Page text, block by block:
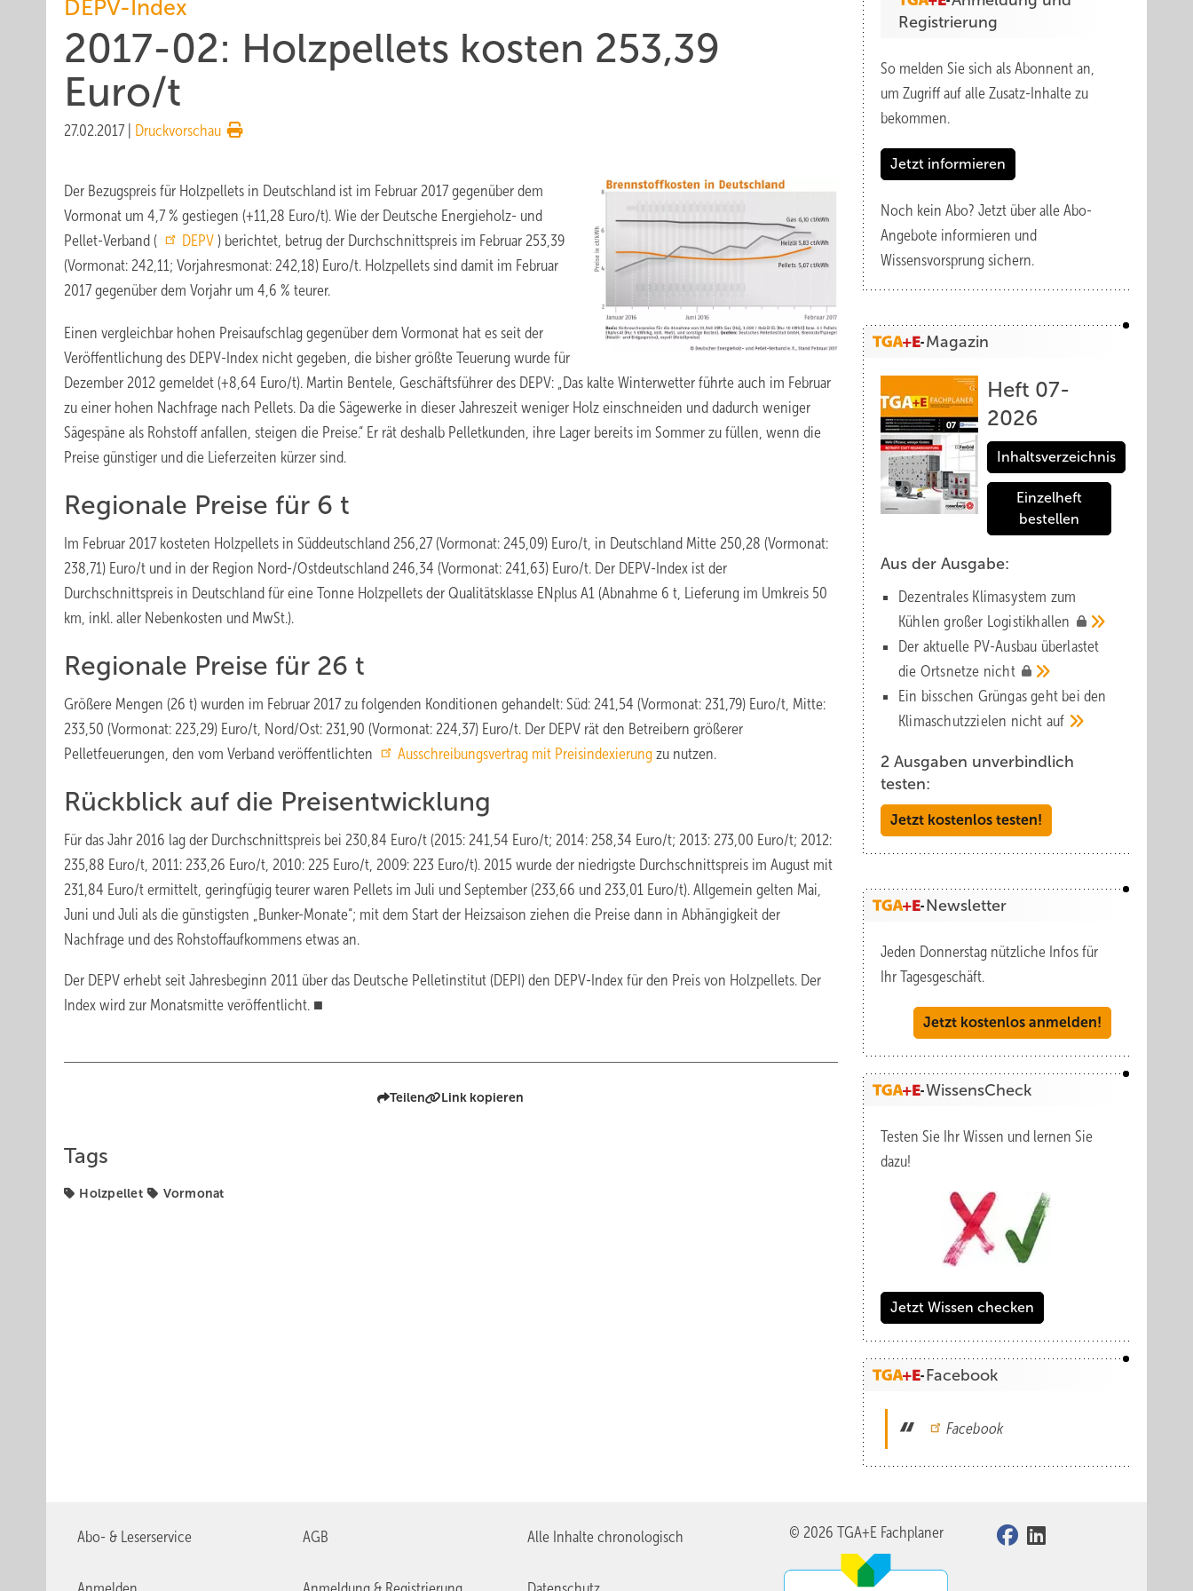
DEPV-Index
2017-02: Holzpellets kosten 253,39
Euro/t
27.02.2017 Druckvorschau
Der Bezugspreis für Holzpellets in Deutschland ist im Februar 2017 gegenüber dem
Vormonat um 4,7 % gestiegen (+11,28 Euro/t). Wie der Deutsche Energieholz- und
Pellet-Verband (
DEPV ) berichtet, betrug der Durchschnittspreis im Februar 253,39
(Vormonat: 242,11; Vorjahresmonat: 242,18) Euro/t. Holzpellets sind damit im Februar
2017 gegenüber dem Vorjahr um 4,6 % teurer.
Einen vergleichbar hohen Preisaufschlag gegenüber dem Vormonat hat es seit der
Veröffentlichung des DEPV-Index nicht gegeben, die bisher größte Teuerung wurde für
Dezember 2012 gemeldet (+8,64 Euro/t). Martin Bentele, Geschäftsführer des DEPV: „Das kalte Winterwetter führte auch im Februar
zu einer hohen Nachfrage nach Pellets. Da die Sägewerke in dieser Jahreszeit weniger Holz einschneiden und dadurch weniger
Sägespäne als Rohstoff anfallen, steigen die Preise.“ Er rät deshalb Pelletkunden, ihre Lager bereits im Sommer zu füllen, wenn die
Preise günstiger und die Lieferzeiten kürzer sind.
Regionale Preise für 6 t
Im Februar 2017 kosteten Holzpellets in Süddeutschland 256,27 (Vormonat: 245,09) Euro/t, in Deutschland Mitte 250,28 (Vormonat:
238,71) Euro/t und in der Region Nord-/Ostdeutschland 246,34 (Vormonat: 241,63) Euro/t. Der DEPV-Index ist der
Durchschnittspreis in Deutschland für eine Tonne Holzpellets der Qualitätsklasse ENplus A1 (Abnahme 6 t, Lieferung im Umkreis 50
km, inkl. aller Nebenkosten und MwSt.).
Regionale Preise für 26 t
Größere Mengen (26 t) wurden im Februar 2017 zu folgenden Konditionen gehandelt: Süd: 241,54 (Vormonat: 231,79) Euro/t, Mitte:
233,50 (Vormonat: 223,29) Euro/t, Nord/Ost: 231,90 (Vormonat: 224,37) Euro/t. Der DEPV rät den Betreibern größerer
Pelletfeuerungen, den vom Verband veröffentlichten
Ausschreibungsvertrag mit Preisindexierung zu nutzen.
Rückblick auf die Preisentwicklung
Für das Jahr 2016 lag der Durchschnittspreis bei 230,84 Euro/t (2015: 241,54 Euro/t; 2014: 258,34 Euro/t; 2013: 273,00 Euro/t; 2012:
235,88 Euro/t, 2011: 233,26 Euro/t, 2010: 225 Euro/t, 2009: 223 Euro/t). 2015 wurde der niedrigste Durchschnittspreis im August mit
231,84 Euro/t ermittelt, geringfügig teurer waren Pellets im Juli und September (233,66 und 233,01 Euro/t). Allgemein gelten Mai,
Juni und Juli als die günstigsten „Bunker-Monate“; mit dem Start der Heizsaison ziehen die Preise dann in Abhängigkeit der
Nachfrage und des Rohstoffaufkommens etwas an.
Der DEPV erhebt seit Jahresbeginn 2011 über das Deutsche Pelletinstitut (DEPI) den DEPV-Index für den Preis von Holzpellets. Der
Index wird zur Monatsmitte veröffentlicht. ■
Teilen Link kopieren
Tags
Holzpellet Vormonat
Registrierung
So melden Sie sich als Abonnent an,
um Zugriff auf alle Zusatz-Inhalte zu
bekommen.
Jetzt informieren
Noch kein Abo? Jetzt über alle Abo-
Angebote informieren und
Wissensvorsprung sichern.
Magazin
Heft 07-
2026
Inhaltsverzeichnis
Einzelheft
bestellen
Aus der Ausgabe:
Dezentrales Klimasystem zum
Kühlen großer Logistik­hallen
Der aktuelle PV-Ausbau über­lastet
die Orts­netze nicht
Ein bisschen Grüngas geht bei den
Klima­schutz­zielen nicht auf
2 Ausgaben unverbindlich
testen:
Jetzt kostenlos testen!
Newsletter
Jeden Donnerstag nützliche Infos für
Ihr Tagesgeschäft.
Jetzt kostenlos anmelden!
WissensCheck
Testen Sie Ihr Wissen und lernen Sie
dazu!
Jetzt Wissen checken
Facebook
Facebook
Abo- & Leserservice AGB Alle Inhalte chronologisch © 2026 TGA+E Fachplaner